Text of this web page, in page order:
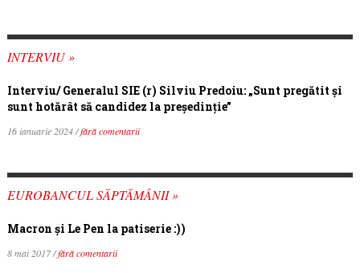
INTERVIU »
Interviu/ Generalul SIE (r) Silviu Predoiu: „Sunt pregătit și
sunt hotărât să candidez la președinție”
16 ianuarie 2024 /fără comentarii
EUROBANCUL SĂPTĂMÂNII »
Macron şi Le Pen la patiserie :))
8 mai 2017 /fără comentarii